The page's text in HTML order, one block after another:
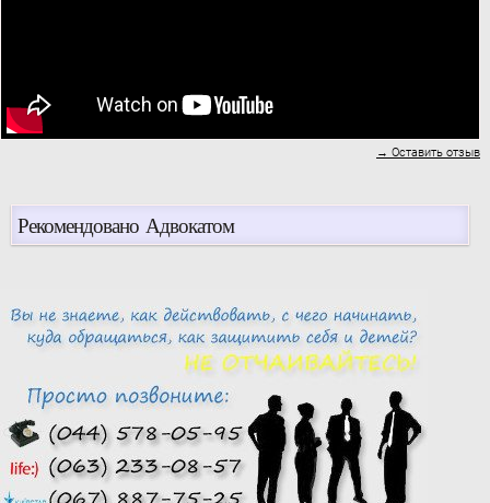
→ Оставить отзыв
Рекомендовано Адвокатом